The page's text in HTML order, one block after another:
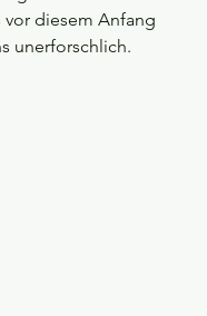
vor diesem Anfang
unerforschlich.